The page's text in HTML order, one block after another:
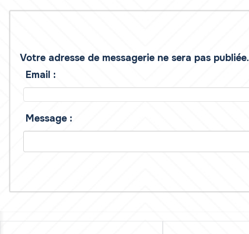
Votre adresse de messagerie ne sera pas publiée.
Email :
Message :